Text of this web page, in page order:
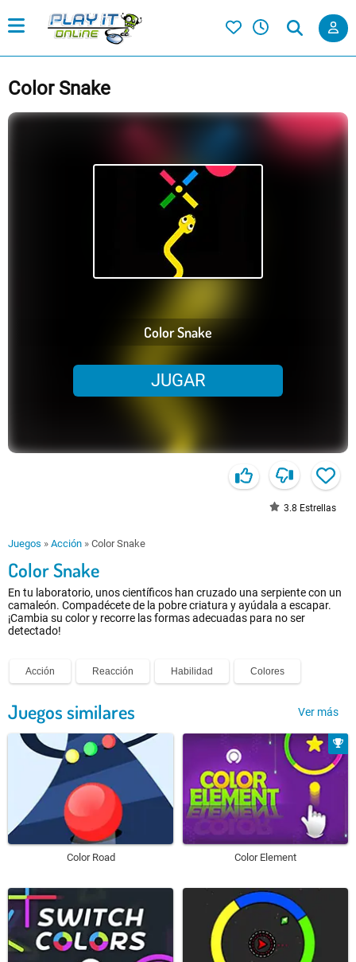
Color Snake
Color Snake
JUGAR
3.8 Estrellas
Juegos » Acción » Color Snake
Color Snake
En tu laboratorio, unos científicos han cruzado una serpiente con un
camaleón. Compadécete de la pobre criatura y ayúdala a escapar.
¡Cambia su color y recorre las formas adecuadas para no ser
detectado!
Acción Reacción Habilidad Colores
Juegos similares Ver más
Color Road Color Element